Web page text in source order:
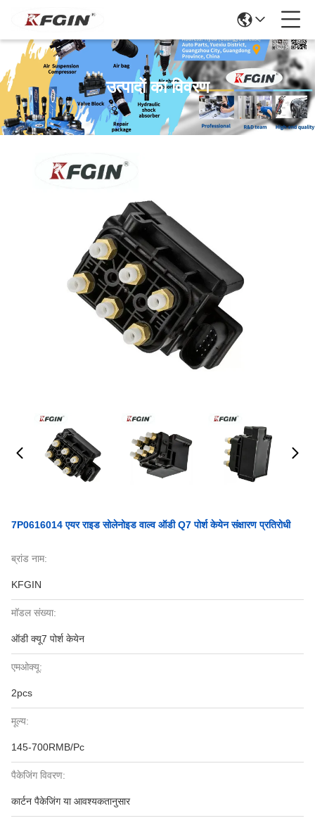
उत्पादों का विवरण
7P0616014 एयर राइड सोलेनोइड वाल्व ऑडी Q7 पोर्श केयेन संक्षारण प्रतिरोधी
ब्रांड नाम:
KFGIN
मॉडल संख्या:
ऑडी क्यू7 पोर्श केयेन
एमओक्यू:
2pcs
मूल्य:
145-700RMB/Pc
पैकेजिंग विवरण:
कार्टन पैकेजिंग या आवश्यकतानुसार